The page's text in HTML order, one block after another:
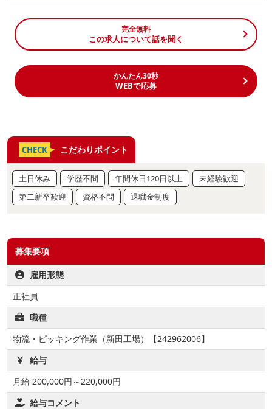
完全無料
この求人について話を聞く
かんたん30秒
WEBで応募
CHECK こだわりポイント
土日休み 学歴不問 年間休日120日以上
未経験歓迎
第二新卒歓迎
資格不問 退職金制度
募集要項
雇用形態
正社員
職種
物流・ピッキング作業（新田工場）【242962006】
給与
月給 200,000円～220,000円
給与コメント